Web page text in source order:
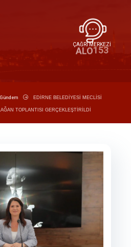
ÇAĞRI MERKEZİ
ALO 153
Gündem EDİRNE BELEDİYESİ MECLİSİ
TOPLANTISI GERÇEKLEŞTİRİLDİ